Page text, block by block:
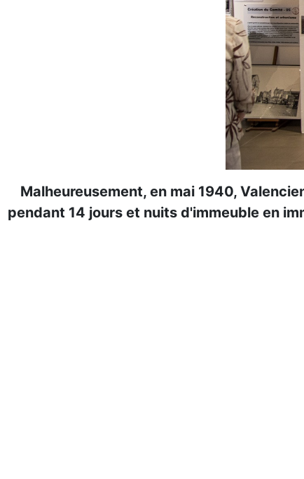
Malheureusement, en mai 1940,
pendant 14 jours et nuits d'immeuble en